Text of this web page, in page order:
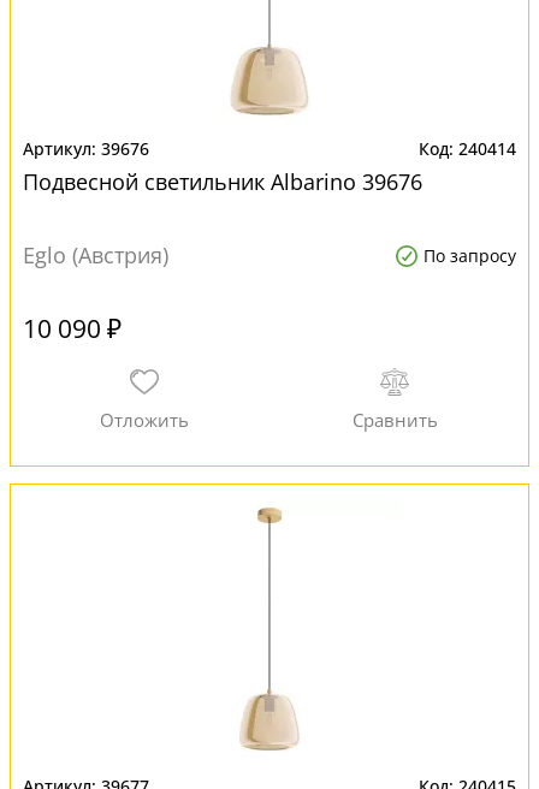
39676 240414
Подвесной светильник Albarino 39676
Eglo (Австрия) По запросу
10 090 ₽